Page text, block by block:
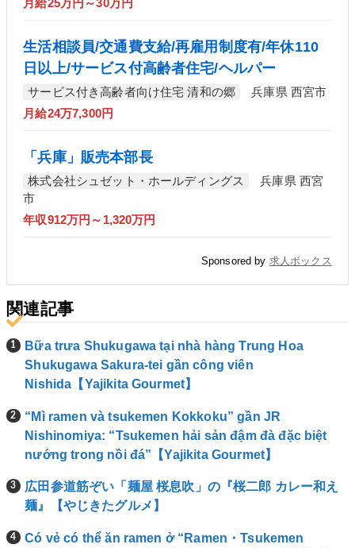
月給25万円～30万円
生活相談員/交通費支給/再雇用制度有/年休110
日以上/サービス付高齢者住宅/ヘルパー
サービス付き高齢者向け住宅 清和の郷
兵庫県 西宮市
月給24万7,300円
「兵庫」販売本部長
株式会社シュゼット・ホールディングス
兵庫県 西宮
市
年収912万円～1,320万円
Sponsored by 求人ボックス
関連記事
Bữa trưa Shukugawa tại nhà hàng Trung Hoa
Shukugawa Sakura-tei gần công viên
Nishida【Yajikita Gourmet】
“Mì ramen và tsukemen Kokkoku” gần JR
Nishinomiya: “Tsukemen hải sản đậm đà đặc biệt
nướng trong nồi đá”【Yajikita Gourmet】
広田参道筋ぞい「麺屋 桜息吹」の『桜二郎 カレー和え
麺』【やじきたグルメ】
Có vẻ có thể ăn ramen ở “Ramen・Tsukemen